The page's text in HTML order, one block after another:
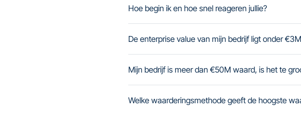
Hoe begin ik en hoe snel reageren jullie?
De enterprise value van mijn bedrijf ligt onder
Mijn bedrijf is meer dan €50M waard, is het te
Welke waarderingsmethode geeft de hoogste